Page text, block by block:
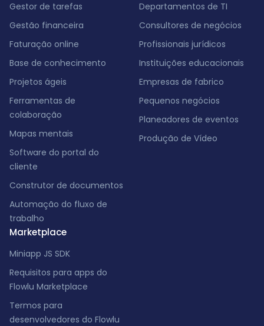
Gestor de tarefas
Gestão financeira
Faturação online
Base de conhecimento
Projetos ágeis
Ferramentas de
colaboração
Mapas mentais
Software do portal do
cliente
Construtor de documentos
Automação do fluxo de
trabalho
Marketplace
Miniapp JS SDK
Requisitos para apps do
Flowlu Marketplace
Termos para
desenvolvedores do Flowlu
Departamentos de TI
Consultores de negócios
Profissionais jurídicos
Instituições educacionais
Empresas de fabrico
Pequenos negócios
Planeadores de eventos
Produção de Vídeo